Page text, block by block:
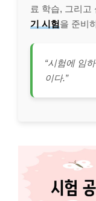
료 학습, 그리고
기 시험을 준비
“시험에 임
이다.”